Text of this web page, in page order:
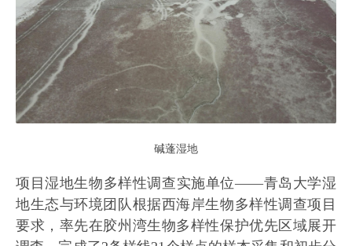
碱蓬湿地
项目湿地生物多样性调查实施单位——青岛大学湿
地生态与环境团队根据西海岸生物多样性调查项目
要求，率先在胶州湾生物多样性保护优先区域展开